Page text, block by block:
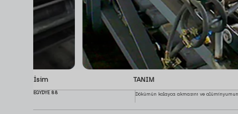
İsim TANIM
EGYDYE 88 Dökümün kolayca akmasını ve